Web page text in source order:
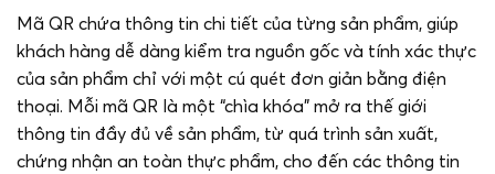
Mã QR chứa thông tin chi tiết của từng sản phẩm, giúp
khách hàng dễ dàng kiểm tra nguồn gốc và tính xác thực
của sản phẩm chỉ với một cú quét đơn giản bằng điện
thoại. Mỗi mã QR là một “chìa khóa” mở ra thế giới
thông tin đầy đủ về sản phẩm, từ quá trình sản xuất,
chứng nhận an toàn thực phẩm, cho đến các thông tin